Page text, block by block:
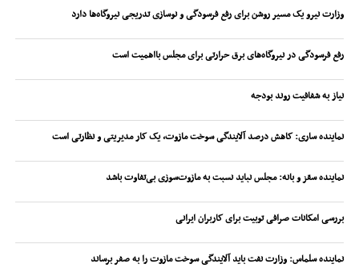
وزارت نیرو یک مسیر روشن برای رفع فرسودگی و نوسازی تدریجی نیروگاه‌ها دارد
رفع فرسودگی در نیروگاه‌های برق حرارتی برای مجلس بااهمیت است
نیاز به شفافیت روند بودجه
نماینده ساری: کاهش درصد آلایندگی سوخت مازوت، یک کار مدیریتی و نظارتی است
نماینده سقز و بانه: مجلس نباید نسبت به مازوت‌سوزی بی‌تفاوت باشد
بررسی امکانات صرافی توبیت برای کاربران ایرانی
نماینده سلماس: وزارت نفت باید آلایندگی سوخت مازوت را به صفر برساند